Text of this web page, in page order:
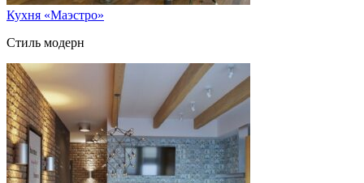
Кухня «Маэстро»
Стиль модерн